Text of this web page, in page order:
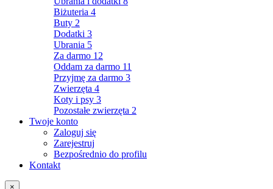
Biżuteria 4
Buty 2
Dodatki 3
Ubrania 5
Za darmo 12
Oddam za darmo 11
Przyjmę za darmo 3
Zwierzęta 4
Koty i psy 3
Pozostałe zwierzęta 2
Twoje konto
Zaloguj się
Zarejestruj
Bezpośrednio do profilu
Kontakt
×